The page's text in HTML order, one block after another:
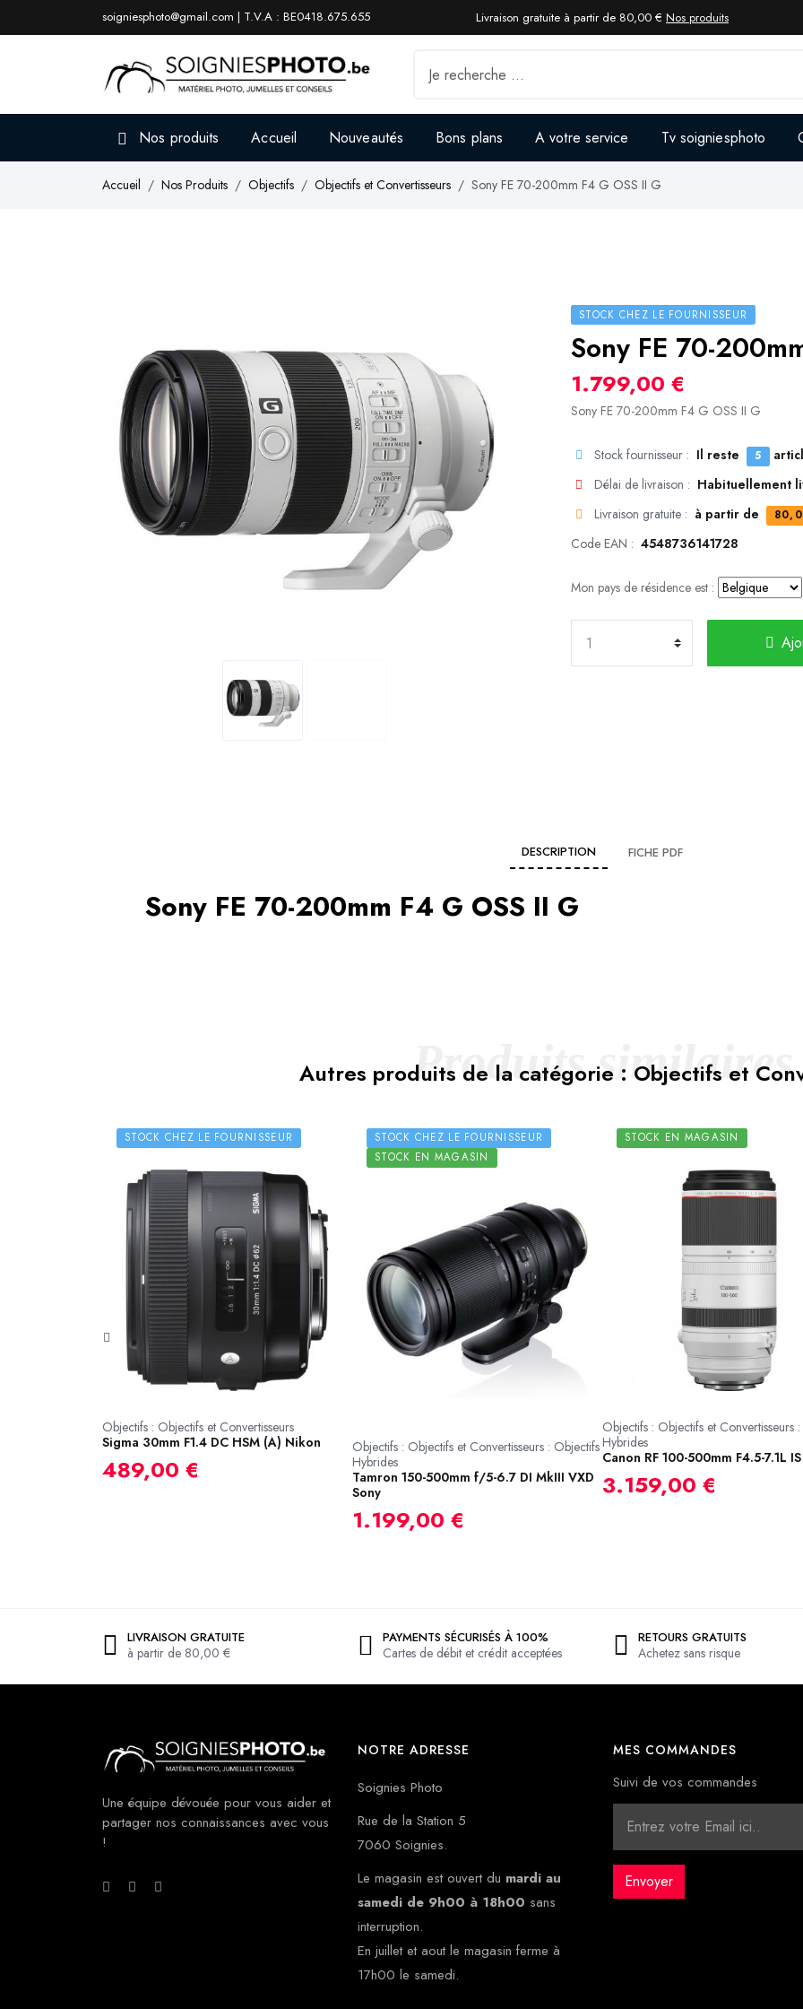
soigniesphoto@gmail.com | T.V.A : BE0418.675.655 Livraison gratuite à partir de 80,00 € Nos produits
Nos produits Accueil Nouveautés Bons plans A votre service Tv soigniesphoto
Accueil Nos Produits Objectifs Objectifs et Convertisseurs Sony FE 70-200mm F4 G OSS II G
STOCK CHEZ LE FOURNISSEUR
Sony FE 70-
1.799,00 €
Sony FE 70-200mm F4 G OSS II G
Stock fournisseur : Il reste 5
Délai de livraison : Habituellement
Livraison gratuite : à partir de
Code EAN : 4548736141728
Mon pays de résidence est :
DESCRIPTION FICHE PDF
Sony FE 70-200mm F4 G OSS II G
Produits similaires
Autres produits de la catégorie : Objectifs et
STOCK CHEZ LE FOURNISSEUR
Objectifs : Objectifs et Convertisseurs
Sigma 30mm F1.4 DC HSM (A) Nikon
489,00 €
STOCK CHEZ LE FOURNISSEUR
STOCK EN MAGASIN
Objectifs : Objectifs et Convertisseurs : Objectifs
Hybrides
Tamron 150-500mm f/5-6.7 DI MkIII VXD
Sony
1.199,00 €
STOCK EN MAGASIN
Objectifs : Objectifs et Convertisseurs
Hybrides
Canon RF 100-500mm F4.5-7.1L
3.159,00 €
LIVRAISON GRATUITE
à partir de 80,00 €
PAYMENTS SÉCURISÉS À 100%
Cartes de débit et crédit acceptées
RETOURS GRATUITS
Achetez sans risque
Une équipe dévouée pour vous aider et
partager nos connaissances avec vous
!
NOTRE ADRESSE
Soignies Photo
Rue de la Station 5
7060 Soignies.
Le magasin est ouvert du mardi au
samedi de 9h00 à 18h00 sans
interruption.
En juillet et aout le magasin ferme à
17h00 le samedi.
MES COMMANDES
Suivi de vos commandes